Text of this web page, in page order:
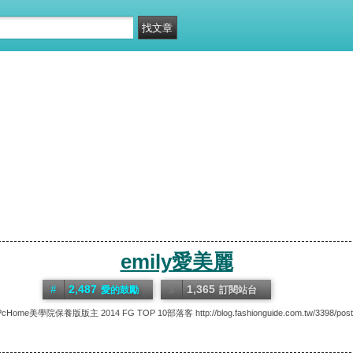
emily愛美麗
美學院保養版版主 2014 FG TOP 10部落客 http://blog.fashionguide.com.tw/3398/
2,487 愛的鼓勵 1,365 訂閱站台